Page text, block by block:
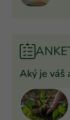
Aký je váš